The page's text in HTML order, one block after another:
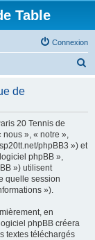
Table
Connexion
h
de
20 Tennis de
nous », « notre »,
phpBB3 ») et
phpBB »,
») utilisent
quelle session
»).
en
phpBB créera
textes téléchargés